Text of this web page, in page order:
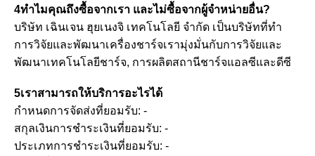
4ทําไมคุณถึงซื้อจากเรา และไม่ซื้อจากผู้จําหน่ายอื่น?
บริษัท เฉินเจน ฮุยเนงจิ เทคโนโลยี จํากัด เป็นบริษัทที่ทํา
การวิจัยและพัฒนาเครื่องชาร์จเรามุ่งมั่นกับการวิจัยและ
พัฒนาเทคโนโลยีชาร์จ, การผลิตสถานีชาร์จแอลซีและดีซี
5เราสามารถให้บริการอะไรได้
กําหนดการจัดส่งที่ยอมรับ: -
สกุลเงินการชําระเงินที่ยอมรับ: -
ประเภทการชําระเงินที่ยอมรับ: -